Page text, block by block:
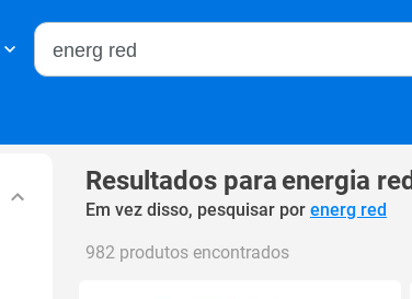
Buscar no Magalu
Resultados paraenergia red
Em vez disso, pesquisar por energ red
982 produtos encontrados